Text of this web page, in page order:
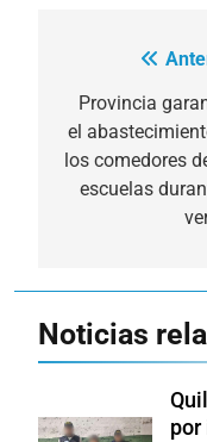
de
entradas
Provincia
el
los comedores
escuelas
Noticias
por